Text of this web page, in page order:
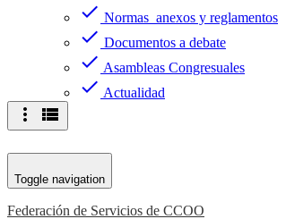
check Normas anexos y reglamentos
check Documentos a debate
check Asambleas Congresuales
check Actualidad
more_vert view_list
Toggle navigation
Federación de Servicios de CCOO